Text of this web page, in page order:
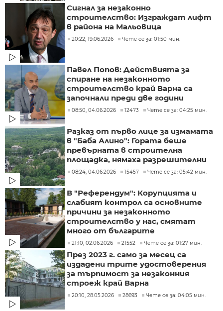
Сигнал за незаконно
строителство: Изграждат лифт
в района на Мальовица
20:22, 19.06.2026 Чете се за: 01:50 мин.
Павел Попов: Действията за
спиране на незаконното
строителство край Варна са
започнали преди две години
08:50, 04.06.2026 12473 Чете се за: 04:25 мин.
Разказ от първо лице за измамата
в "Баба Алино": Гората беше
превърната в строителна
площадка, нямаха разрешителни
08:24, 04.06.2026 15457 Чете се за: 05:42 мин.
В "Референдум": Корупцията и
слабият контрол са основните
причини за незаконното
строителство у нас, смятат
много от българите
21:10, 02.06.2026 21552 Чете се за: 01:27 мин.
През 2023 г. само за месец са
издадени трите удостоверения
за търпимост за незаконния
строеж край Варна
20:10, 28.05.2026 28693 Чете се за: 04:05 мин.